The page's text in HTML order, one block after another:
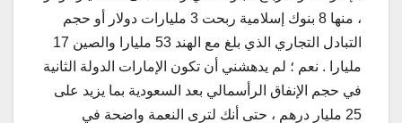
، منها 8 بنوك إسلامية ربحت 3 مليارات دولار أو حجم
التبادل التجاري الذي بلغ مع الهند 53 مليارا والصين 17
مليارا . نعم ؛ لم يدهشني أن تكون الإمارات الدولة الثانية
في حجم الإنفاق الرأسمالي بعد السعودية بما يزيد على
25 مليار درهم ، حتى أنك لترى النعمة واضحة في